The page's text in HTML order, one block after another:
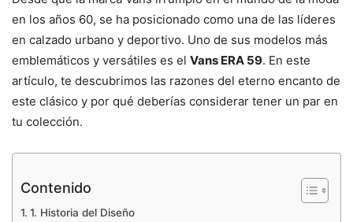
en los años 60, se ha posicionado como una de las líderes
en calzado urbano y deportivo. Uno de sus modelos más
emblemáticos y versátiles es el Vans ERA 59. En este
artículo, te descubrimos las razones del eterno encanto de
este clásico y por qué deberías considerar tener un par en
tu colección.
Contenido
1. Historia del Diseño